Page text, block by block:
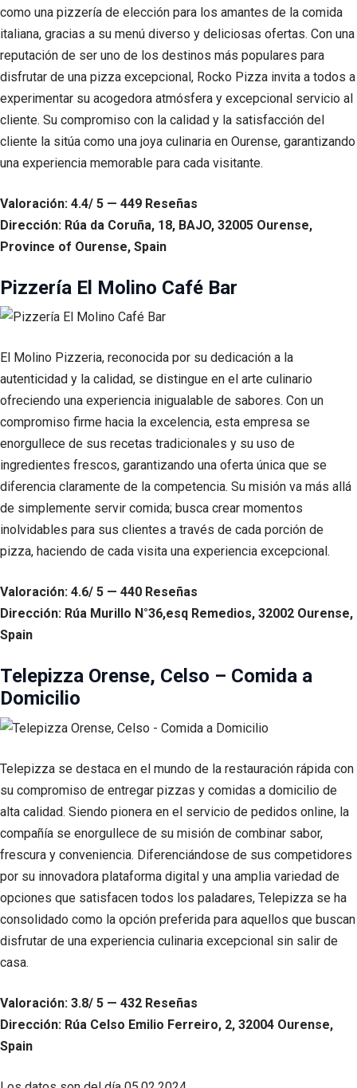
como una pizzería de elección para los amantes de la comida
italiana, gracias a su menú diverso y deliciosas ofertas. Con una
reputación de ser uno de los destinos más populares para
disfrutar de una pizza excepcional, Rocko Pizza invita a todos a
experimentar su acogedora atmósfera y excepcional servicio al
cliente. Su compromiso con la calidad y la satisfacción del
cliente la sitúa como una joya culinaria en Ourense, garantizando
una experiencia memorable para cada visitante.
Valoración: 4.4/ 5 — 449 Reseñas
Dirección: Rúa da Coruña, 18, BAJO, 32005 Ourense,
Province of Ourense, Spain
Pizzería El Molino Café Bar
El Molino Pizzeria, reconocida por su dedicación a la
autenticidad y la calidad, se distingue en el arte culinario
ofreciendo una experiencia inigualable de sabores. Con un
compromiso firme hacia la excelencia, esta empresa se
enorgullece de sus recetas tradicionales y su uso de
ingredientes frescos, garantizando una oferta única que se
diferencia claramente de la competencia. Su misión va más allá
de simplemente servir comida; busca crear momentos
inolvidables para sus clientes a través de cada porción de
pizza, haciendo de cada visita una experiencia excepcional.
Valoración: 4.6/ 5 — 440 Reseñas
Dirección: Rúa Murillo N°36,esq Remedios, 32002 Ourense,
Spain
Telepizza Orense, Celso – Comida a
Domicilio
Telepizza se destaca en el mundo de la restauración rápida con
su compromiso de entregar pizzas y comidas a domicilio de
alta calidad. Siendo pionera en el servicio de pedidos online, la
compañía se enorgullece de su misión de combinar sabor,
frescura y conveniencia. Diferenciándose de sus competidores
por su innovadora plataforma digital y una amplia variedad de
opciones que satisfacen todos los paladares, Telepizza se ha
consolidado como la opción preferida para aquellos que buscan
disfrutar de una experiencia culinaria excepcional sin salir de
casa.
Valoración: 3.8/ 5 — 432 Reseñas
Dirección: Rúa Celso Emilio Ferreiro, 2, 32004 Ourense,
Spain